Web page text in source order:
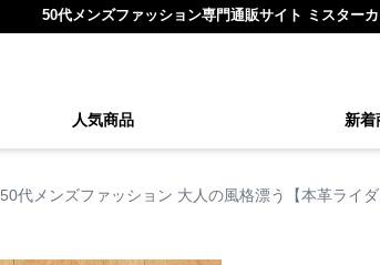
50代メンズファッション専門通販サイト ミスター
人気商品 新着
50代メンズファッション 大人の風格漂う【本革ライダ